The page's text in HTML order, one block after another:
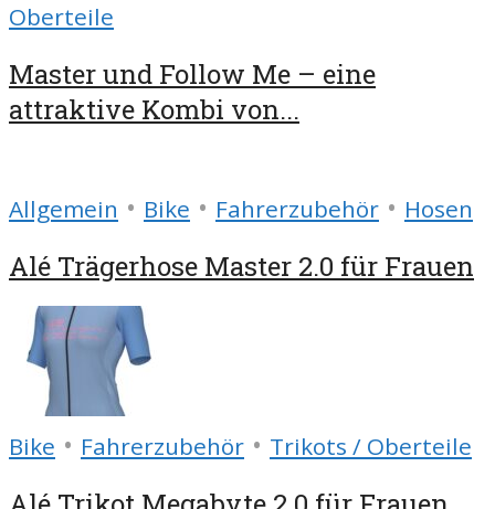
Oberteile
Master und Follow Me – eine
attraktive Kombi von...
Allgemein • Bike • Fahrerzubehör • Hosen
Alé Trägerhose Master 2.0 für Frauen
Bike • Fahrerzubehör • Trikots / Oberteile